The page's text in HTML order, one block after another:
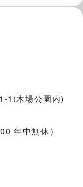
1(木場公園内)
年中無休）